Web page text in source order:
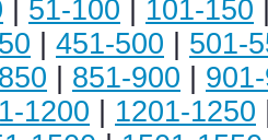
51-100 101-150
451-500
501-
851-900
1200 1201-1250